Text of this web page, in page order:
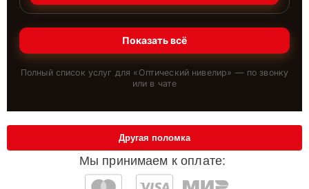
Показать всё
Полный список услуг для « Оптический нивелир» — по звонку
или в чате
Мы принимаем к оплате:
Другая поломка